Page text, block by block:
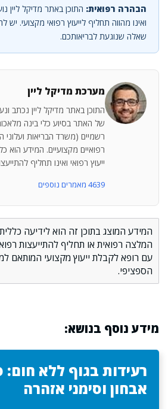
הבהרה רפואית: התוכן באתר מדיקל ליין
ואינו מהווה תחליף לייעוץ רפואי מקצועי. יש
שאלה שנוגעת לבריאותכם.
מערכת מדיקל ליין
התוכן באתר מדיקל ליין נכתב
של האתר בסיוע כלי בינה
רשמיים (משרד הבריאות ועלוני
רפואיים מקצועיים. המידע הוא
ייעוץ רפואי ואינו תחליף
4639 מאמרים נוספים
המידע המוצג בתוכן זה הוא לידיעה
המלצה רפואית או תחליף להתייעצות
עם רופא לקבלת ייעוץ מקצועי המותאם
הספציפי.
מידע נוסף בנושא:
רעידות בגוף ללא חום:
אבחון וסימני אזהרה